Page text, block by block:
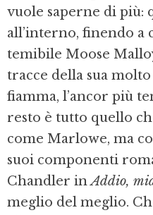
vuole saper­ne di più:
all’interno, finendo
temibile Moose
tracce della sua
fiamma, l’ancor più
re­sto è tutto quello
come Marlowe, ma
suoi componenti
Chandler inAddio,
meglio del meglio.